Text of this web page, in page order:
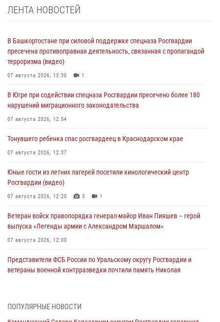
ЛЕНТА НОВОСТЕЙ
В Башкортостане при силовой поддержке спецназа Росгвардии
пресечена противоправная деятельность, связанная с пропагандой
терроризма (видео)
07 августа 2026, 13:30 1
В Югре при содействии спецназа Росгвардии пресечено более 180
нарушений миграционного законодательства
07 августа 2026, 12:54
Тонувшего ребенка спас росгвардеец в Краснодарском крае
07 августа 2026, 12:37
Юные гости из летних лагерей посетили кинологический центр
Росгвардии (видео)
07 августа 2026, 12:20 3 1
Ветеран войск правопорядка генерал-майор Иван Пияшев – герой
выпуска «Легенды армии с Александром Маршалом»
07 августа 2026, 12:00
Представители ФСБ России по Уральскому округу Росгвардии и
ветераны военной контрразведки почтили память Николая
ПОПУЛЯРНЫЕ НОВОСТИ